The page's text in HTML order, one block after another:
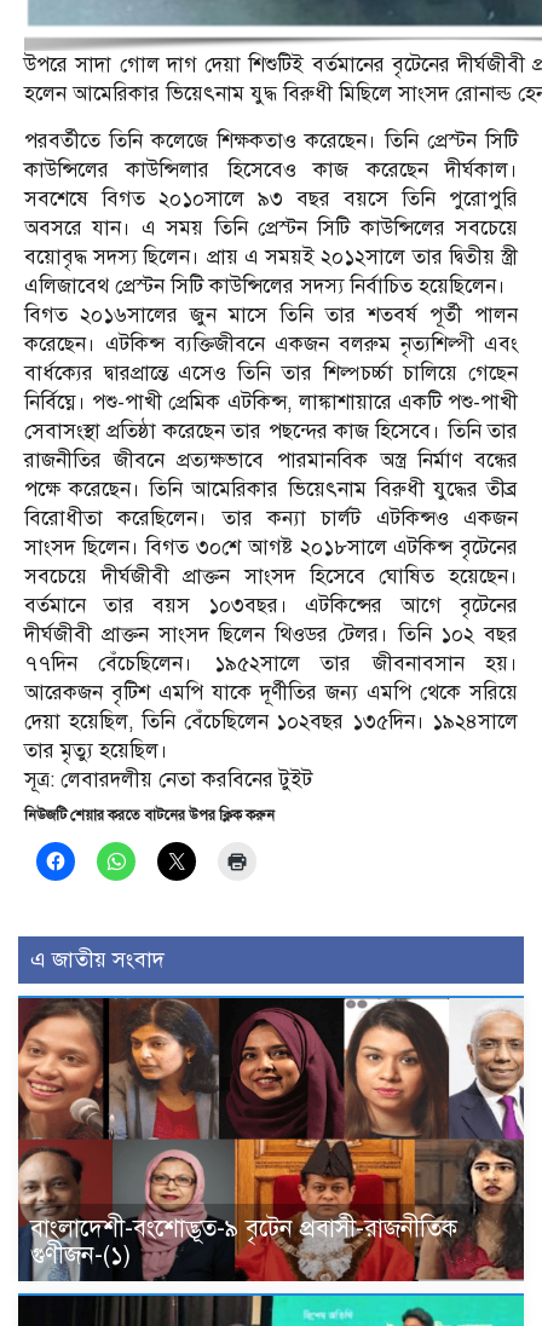
উপরে সাদা গোল দাগ দেয়া শিশুটিই বর্তমানের বৃটেনের দীর্ঘজীবী
হলেন আমেরিকার ভিয়েৎনাম যুদ্ধ বিরুধী মিছিলে সাংসদ রোনাল্ড
পরবর্তীতে তিনি কলেজে শিক্ষকতাও করেছেন। তিনি প্রেস্টন সিটি
কাউন্সিলের কাউন্সিলার হিসেবেও কাজ করেছেন দীর্ঘকাল।
সবশেষে বিগত ২০১০সালে ৯৩ বছর বয়সে তিনি পুরোপুরি
অবসরে যান। এ সময় তিনি প্রেস্টন সিটি কাউন্সিলের সবচেয়ে
বয়োবৃদ্ধ সদস্য ছিলেন। প্রায় এ সময়ই ২০১২সালে তার দ্বিতীয় স্ত্রী
এলিজাবেথ প্রেস্টন সিটি কাউন্সিলের সদস্য নির্বাচিত হয়েছিলেন।
বিগত ২০১৬সালের জুন মাসে তিনি তার শতবর্ষ পূর্তী পালন
করেছেন। এটকিন্স ব্যক্তিজীবনে একজন বলরুম নৃত্যশিল্পী এবং
বার্ধক্যের দ্বারপ্রান্তে এসেও তিনি তার শিল্পচর্চ্চা চালিয়ে গেছেন
নির্বিঘ্নে। পশু-পাখী প্রেমিক এটকিন্স, লাঙ্কাশায়ারে একটি পশু-পাখী
সেবাসংস্থা প্রতিষ্ঠা করেছেন তার পছন্দের কাজ হিসেবে। তিনি তার
রাজনীতির জীবনে প্রত্যক্ষভাবে পারমানবিক অস্ত্র নির্মাণ বন্ধের
পক্ষে করেছেন। তিনি আমেরিকার ভিয়েৎনাম বিরুধী যুদ্ধের তীব্র
বিরোধীতা করেছিলেন। তার কন্যা চার্লট এটকিন্সও একজন
সাংসদ ছিলেন। বিগত ৩০শে আগষ্ট ২০১৮সালে এটকিন্স বৃটেনের
সবচেয়ে দীর্ঘজীবী প্রাক্তন সাংসদ হিসেবে ঘোষিত হয়েছেন।
বর্তমানে তার বয়স ১০৩বছর। এটকিন্সের আগে বৃটেনের
দীর্ঘজীবী প্রাক্তন সাংসদ ছিলেন থিওডর টেলর। তিনি ১০২ বছর
৭৭দিন বেঁচেছিলেন। ১৯৫২সালে তার জীবনাবসান হয়।
আরেকজন বৃটিশ এমপি যাকে দূর্ণীতির জন্য এমপি থেকে সরিয়ে
দেয়া হয়েছিল, তিনি বেঁচেছিলেন ১০২বছর ১৩৫দিন। ১৯২৪সালে
তার মৃত্যু হয়েছিল।
সূত্র: লেবারদলীয় নেতা করবিনের টুইট
নিউজটি শেয়ার করতে বাটনের উপর ক্লিক করুন
এ জাতীয় সংবাদ
বাংলাদেশী-বংশোদ্ভূত-৯ বৃটেন প্রবাসী-রাজনীতিক
গুণীজন-(১)